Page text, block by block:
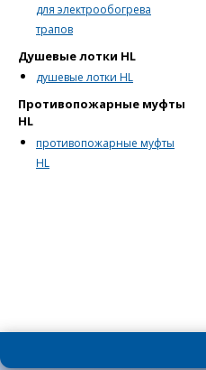
для электрообогрева
трапов
Душевые лотки HL
душевые лотки HL
Противопожарные муфты
HL
противопожарные муфты
HL